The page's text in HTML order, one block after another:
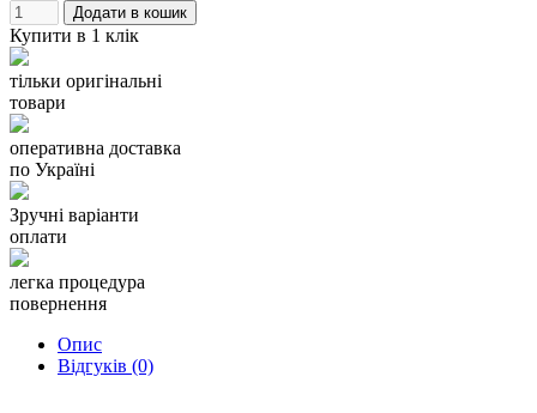
Додати в кошик
Купити в 1 клік
тільки оригінальні
товари
оперативна доставка
по Україні
Зручні варіанти
оплати
легка процедура
повернення
Опис
Відгуків (0)